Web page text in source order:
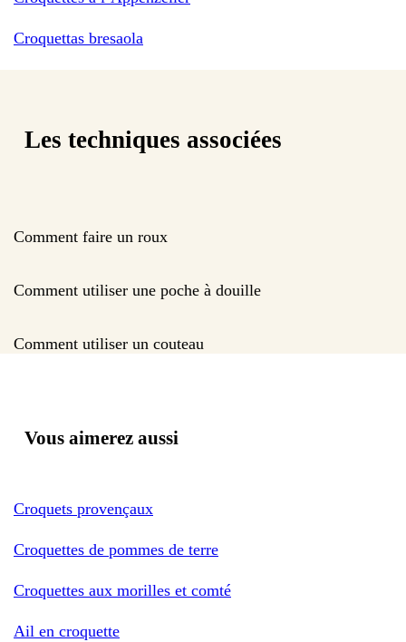
Croquettas bresaola
Les techniques associées
Comment faire un roux
Comment utiliser une poche à douille
Comment utiliser un couteau
Vous aimerez aussi
Croquets provençaux
Croquettes de pommes de terre
Croquettes aux morilles et comté
Ail en croquette